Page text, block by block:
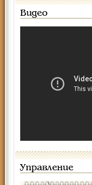
Видео
Управление